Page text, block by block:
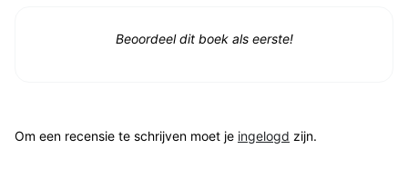
Beoordeel dit boek als eerste!
Om een recensie te schrijven moet je ingelogd zijn.